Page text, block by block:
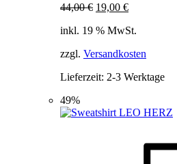
44,00€ Ursprünglicher
war:
19,00 €Aktueller
ist:
inkl. 19 % MwSt.
zzgl. Versandkosten
Lieferzeit: 2-3 Werktage
49%